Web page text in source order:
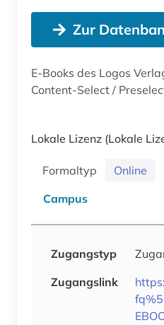
Zur
E-Books des Logos
Content-Select /
Lokale Lizenz (Lokale
Formaltyp
Online
Campus
Zugangstyp
Zugangslink